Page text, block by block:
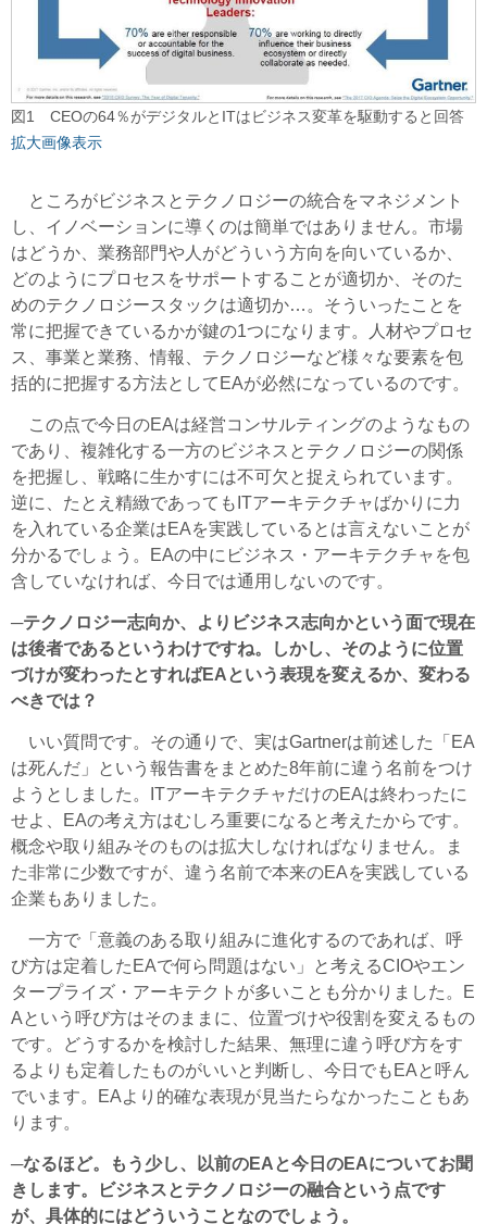
図1 CEOの64％がデジタルとITはビジネス変革を駆動すると回答
拡大画像表示
ところがビジネスとテクノロジーの統合をマネジメント
し、イノベーションに導くのは簡単ではありません。市場
はどうか、業務部門や人がどういう方向を向いているか、
どのようにプロセスをサポートすることが適切か、そのた
めのテクノロジースタックは適切か…。そういったことを
常に把握できているかが鍵の1つになります。人材やプロセ
ス、事業と業務、情報、テクノロジーなど様々な要素を包
括的に把握する方法としてEAが必然になっているのです。
この点で今日のEAは経営コンサルティングのようなもの
であり、複雑化する一方のビジネスとテクノロジーの関係
を把握し、戦略に生かすには不可欠と捉えられています。
逆に、たとえ精緻であってもITアーキテクチャばかりに力
を入れている企業はEAを実践しているとは言えないことが
分かるでしょう。EAの中にビジネス・アーキテクチャを包
含していなければ、今日では通用しないのです。
─テクノロジー志向か、よりビジネス志向かという面で現在
は後者であるというわけですね。しかし、そのように位置
づけが変わったとすればEAという表現を変えるか、変わる
べきでは？
いい質問です。その通りで、実はGartnerは前述した「EA
は死んだ」という報告書をまとめた8年前に違う名前をつけ
ようとしました。ITアーキテクチャだけのEAは終わったに
せよ、EAの考え方はむしろ重要になると考えたからです。
概念や取り組みそのものは拡大しなければなりません。ま
た非常に少数ですが、違う名前で本来のEAを実践している
企業もありました。
一方で「意義のある取り組みに進化するのであれば、呼
び方は定着したEAで何ら問題はない」と考えるCIOやエン
タープライズ・アーキテクトが多いことも分かりました。E
Aという呼び方はそのままに、位置づけや役割を変えるもの
です。どうするかを検討した結果、無理に違う呼び方をす
るよりも定着したものがいいと判断し、今日でもEAと呼ん
でいます。EAより的確な表現が見当たらなかったこともあ
ります。
─なるほど。もう少し、以前のEAと今日のEAについてお聞
きします。ビジネスとテクノロジーの融合という点です
が、具体的にはどういうことなのでしょう。